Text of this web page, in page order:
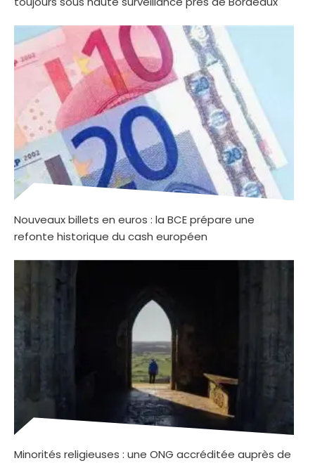
Nouveaux billets en euros : la BCE prépare une
refonte historique du cash européen
Minorités religieuses : une ONG accréditée auprès de